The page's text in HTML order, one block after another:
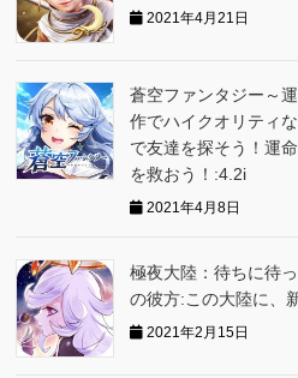
2021年4月21日
蒼空ファンタジー～
作でハイクオリティ
で友達を探そう！運
を救おう！:4.2i
2021年4月8日
極夜大陸：待ちに待
の彼方:この大陸に、
2021年2月15日